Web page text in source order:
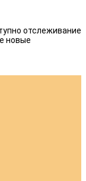
отслеживание
новые